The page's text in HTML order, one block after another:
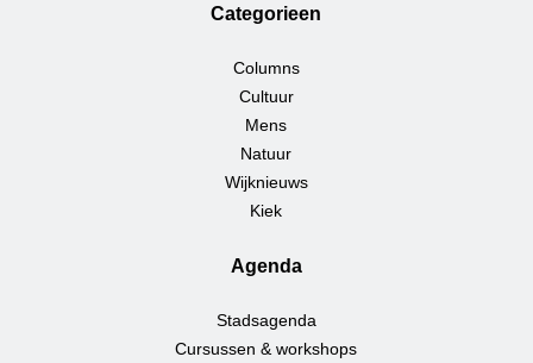
Categorieen
Columns
Cultuur
Mens
Natuur
Wijknieuws
Kiek
Agenda
Stadsagenda
Cursussen & workshops